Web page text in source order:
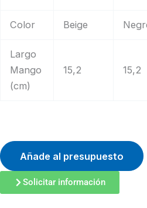
Color Beige
Largo
Mango
(cm)
15,2 15,2
Añade al presupuesto
Solicitar información